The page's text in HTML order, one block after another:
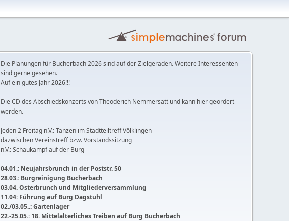
Die Planungen für Bucherbach 2026 sind auf der Zielgeraden. Weitere Interessenten
sind gerne gesehen.
Auf ein gutes Jahr 2026!!!
Die CD des Abschiedskonzerts von Theoderich Nemmersatt und kann hier geordert
werden.
Jeden 2 Freitag n.V.: Tanzen im Stadtteiltreff Völklingen
dazwischen Vereinstreff bzw. Vorstandssitzung
n.V.: Schaukampf auf der Burg
04.01.: Neujahrsbrunch in der Poststr. 50
28.03.: Burgreinigung Bucherbach
03.04. Osterbrunch und Mitgliederversammlung
11.04: Führung auf Burg Dagstuhl
02./03.05..: Gartenlager
22.-25.05.: 18. Mittelalterliches Treiben auf Burg Bucherbach